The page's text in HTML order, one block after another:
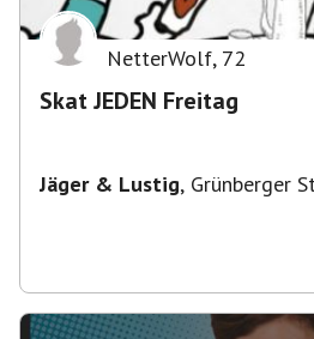
NetterWolf, 72
Skat JEDEN Freitag
Jäger & Lustig, Grünberger